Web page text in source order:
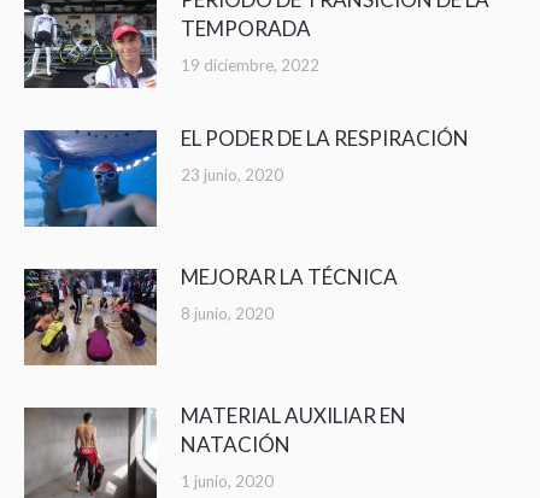
TEMPORADA
19 diciembre, 2022
EL PODER DE LA RESPIRACIÓN
23 junio, 2020
MEJORAR LA TÉCNICA
8 junio, 2020
MATERIAL AUXILIAR EN
NATACIÓN
1 junio, 2020